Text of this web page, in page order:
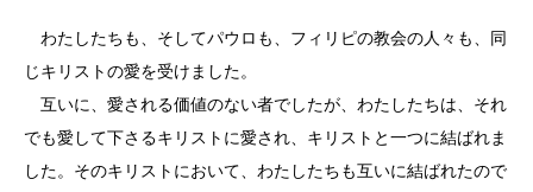
わたしたちも、そしてパウロも、フィリピの教会の人々も、同
じキリストの愛を受けました。
互いに、愛される価値のない者でしたが、わたしたちは、それ
でも愛して下さるキリストに愛され、キリストと一つに結ばれま
した。そのキリストにおいて、わたしたちも互いに結ばれたので